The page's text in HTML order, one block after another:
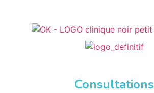
Consultations